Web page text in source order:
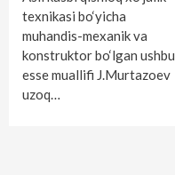
texnikasi bo‘yicha
muhandis-mexanik va
konstruktor bo‘lgan ushbu
esse muallifi J.Murtazoev
uzoq…